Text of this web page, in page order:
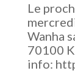
Le
Wanha
70100
info: